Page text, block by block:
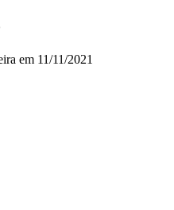
em 11/11/2021